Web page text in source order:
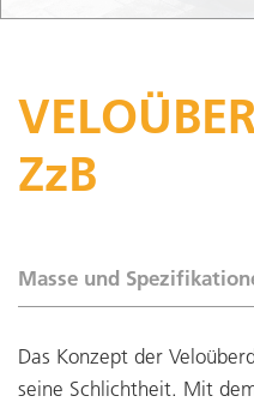
ZzB
Masse und
Das Konzept der
seine Schlichtheit. Mit